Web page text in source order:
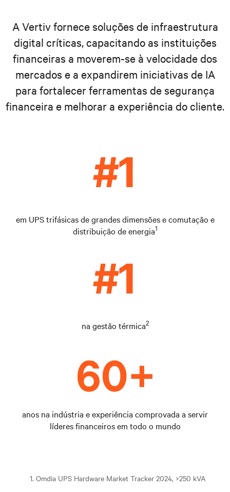
A Vertiv fornece soluções de infraestrutura
digital críticas, capacitando as instituições
financeiras a moverem-se à velocidade dos
mercados e a expandirem iniciativas de IA
para fortalecer ferramentas de segurança
financeira e melhorar a experiência do cliente.
em UPS trifásicas de grandes dimensões e comutação e
distribuição de energia1
na gestão térmica2
anos na indústria e experiência comprovada a servir
líderes financeiros em todo o mundo
1. Omdia UPS Hardware Market Tracker 2024, >250 kVA